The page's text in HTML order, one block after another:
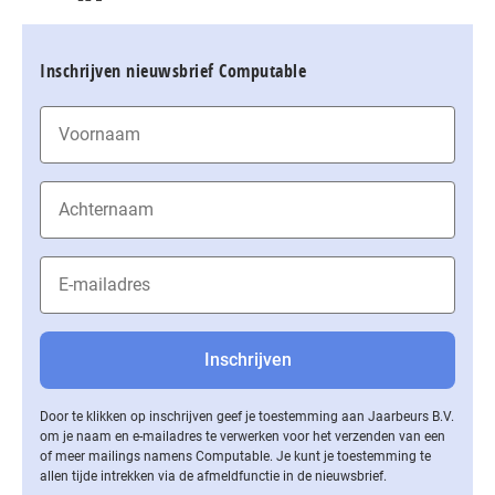
Inschrijven nieuwsbrief Computable
Door te klikken op inschrijven geef je toestemming aan Jaarbeurs B.V.
om je naam en e-mailadres te verwerken voor het verzenden van een
of meer mailings namens Computable. Je kunt je toestemming te
allen tijde intrekken via de af­meld­func­tie in de nieuwsbrief.